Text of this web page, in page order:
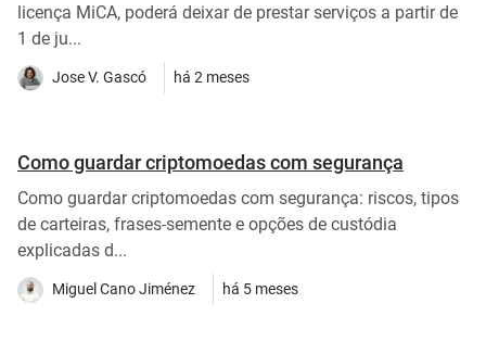
licença MiCA, poderá deixar de prestar serviços a partir de
1 de ju...
Jose V. Gascó há 2 meses
Como guardar criptomoedas com segurança
Como guardar criptomoedas com segurança: riscos, tipos
de carteiras, frases-semente e opções de custódia
explicadas d...
Miguel Cano Jiménez há 5 meses